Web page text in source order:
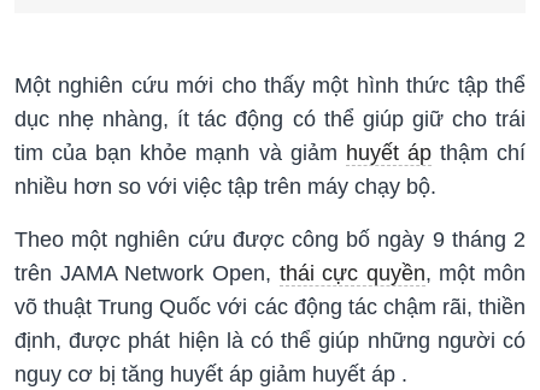
Một nghiên cứu mới cho thấy một hình thức tập thể
dục nhẹ nhàng, ít tác động có thể giúp giữ cho trái
tim của bạn khỏe mạnh và giảm huyết ápthậm chí
nhiều hơn so với việc tập trên máy chạy bộ.
Theo một nghiên cứu được công bố ngày 9 tháng 2
trên JAMA Network Open, thái cực quyền, một môn
võ thuật Trung Quốc với các động tác chậm rãi, thiền
định, được phát hiện là có thể giúp những người có
nguy cơ bị tăng huyết áp giảm huyết áp .